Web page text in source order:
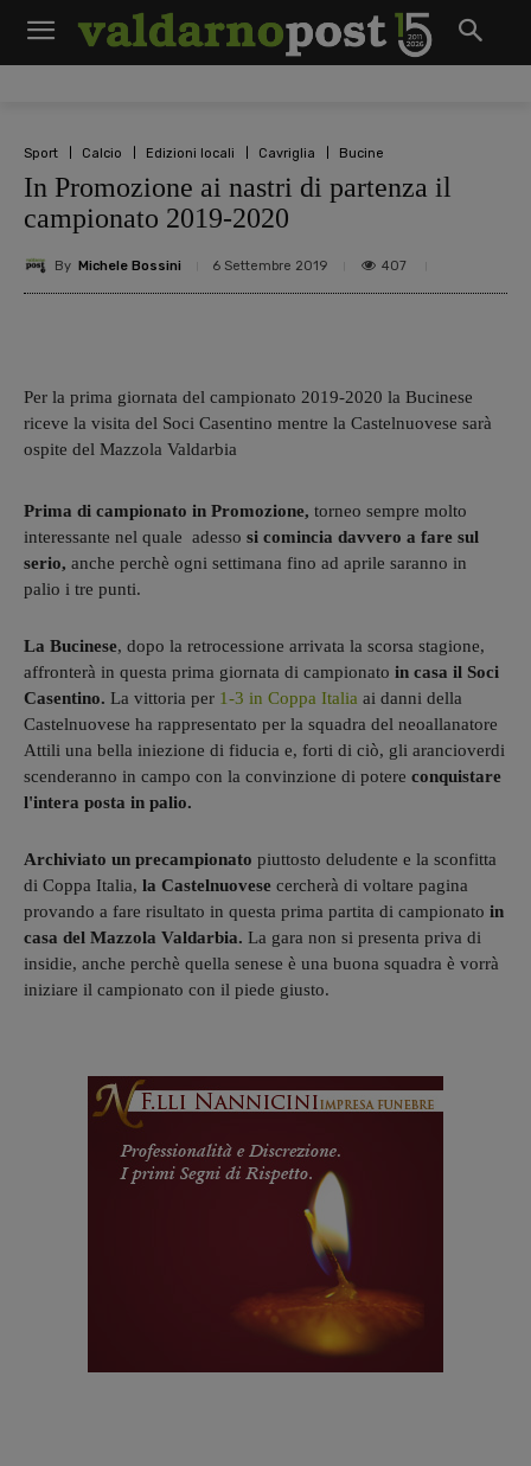
Sport Calcio Edizioni locali Cavriglia Bucine
In Promozione ai nastri di partenza il
campionato 2019-2020
By Michele Bossini 6 Settembre 2019 407
Per la prima giornata del campionato 2019-2020 la Bucinese
riceve la visita del Soci Casentino mentre la Castelnuovese sarà
ospite del Mazzola Valdarbia
Prima di campionato in Promozione, torneo sempre molto
interessante nel quale adesso si comincia davvero a fare sul
serio, anche perchè ogni settimana fino ad aprile saranno in
palio i tre punti.
La Bucinese, dopo la retrocessione arrivata la scorsa stagione,
affronterà in questa prima giornata di campionato in casa il Soci
Casentino. La vittoria per 1-3 in Coppa Italia ai danni della
Castelnuovese ha rappresentato per la squadra del neoallanatore
Attili una bella iniezione di fiducia e, forti di ciò, gli arancioverdi
scenderanno in campo con la convinzione di potere conquistare
l'intera posta in palio.
Archiviato un precampionato piuttosto deludente e la sconfitta
di Coppa Italia, la Castelnuovese cercherà di voltare pagina
provando a fare risultato in questa prima partita di campionato in
casa del Mazzola Valdarbia. La gara non si presenta priva di
insidie, anche perchè quella senese è una buona squadra è vorrà
iniziare il campionato con il piede giusto.